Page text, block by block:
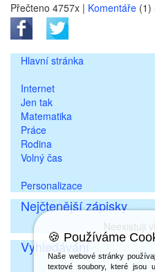
Přečteno 4757x | Komentáře (1)
Hlavní stránka
Internet
Jen tak
Matematika
Práce
Rodina
Volný čas
Personalizace
Nejčtenější zápisky
Neexistuji
Vyhledávání
🍪 Používáme
Naše webové stránky
textové soubory, které jsou